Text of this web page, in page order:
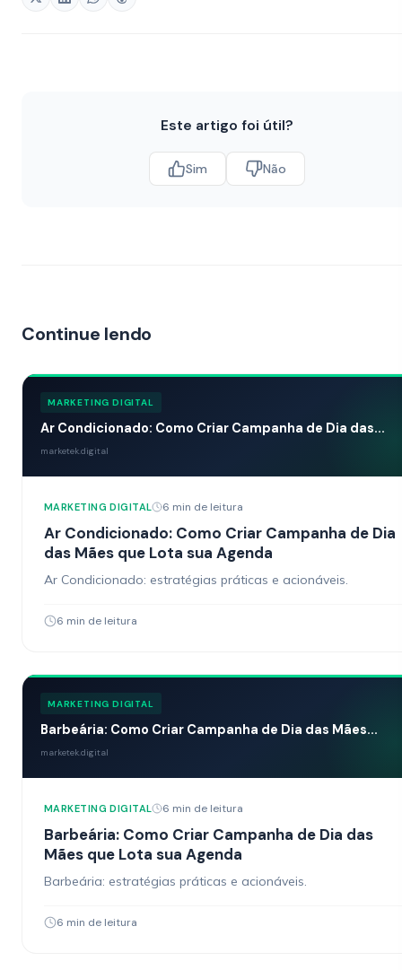
Este artigo foi útil?
Sim Não
Continue lendo
MARKETING DIGITAL
Ar Condicionado: Como Criar Campanha de Dia das...
marketek.digital
MARKETING DIGITAL 6 min de leitura
Ar Condicionado: Como Criar Campanha de Dia
das Mães que Lota sua Agenda
Ar Condicionado: estratégias práticas e acionáveis.
6 min de leitura
MARKETING DIGITAL
Barbeária: Como Criar Campanha de Dia das Mães...
marketek.digital
MARKETING DIGITAL 6 min de leitura
Barbeária: Como Criar Campanha de Dia das
Mães que Lota sua Agenda
Barbeária: estratégias práticas e acionáveis.
6 min de leitura